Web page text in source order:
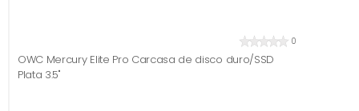
0
OWC Mercury Elite Pro Carcasa de disco duro/SSD
Plata 3.5"